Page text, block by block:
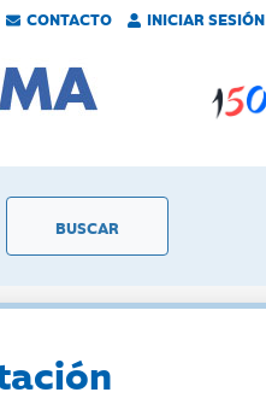
CONTACTO INICIAR SESIÓN